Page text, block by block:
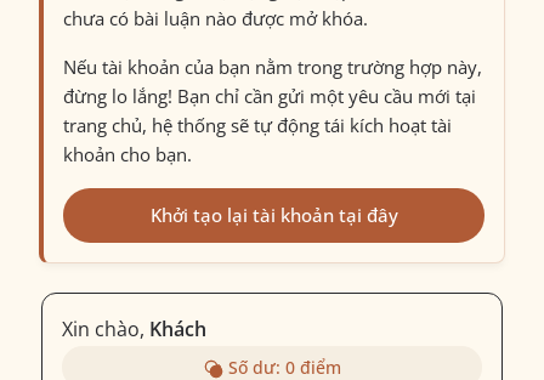
chưa có bài luận nào được mở khóa.
Nếu tài khoản của bạn nằm trong trường hợp này,
đừng lo lắng! Bạn chỉ cần gửi một yêu cầu mới tại
trang chủ, hệ thống sẽ tự động tái kích hoạt tài
khoản cho bạn.
Khởi tạo lại tài khoản tại đây
Xin chào, Khách
Số dư: 0điểm